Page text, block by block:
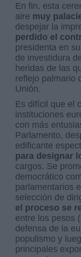
En fin, esta
aire muy
despejar la
perdido el
presidenta en
de investidura
heridas de las
reflejo palmario
Unión.
Es difícil que el
instituciones
con más
Parlamento,
edificante
para designar
cargos. Se
democrático
parlamentarios
selección de
el proceso se
entre los pesos
defensa de la
populismo y
principales